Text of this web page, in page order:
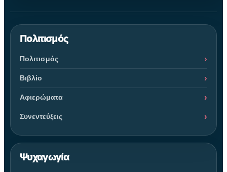
Πολιτισμός
Πολιτισμός
Βιβλίο
Αφιερώματα
Συνεντεύξεις
Ψυχαγωγία